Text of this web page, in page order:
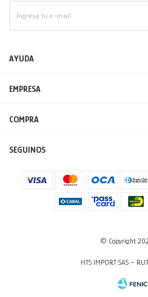
AYUDA
EMPRESA
COMPRA
SEGUINOS
© Copyright
HTS IMPORT SAS –